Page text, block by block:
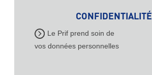
CONFIDENTIALITÉ
Le Prif prend soin de
vos données personnelles